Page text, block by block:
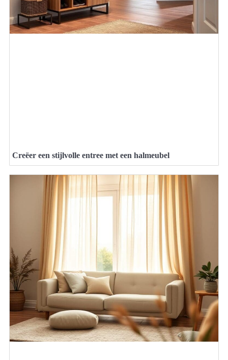
Creëer een stijlvolle entree met een halmeubel